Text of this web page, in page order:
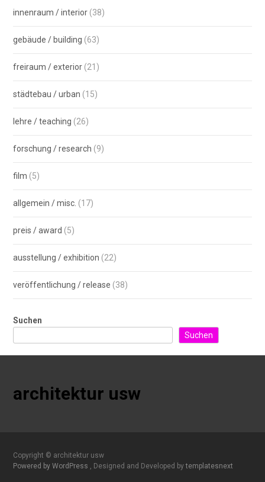
innenraum / interior (38)
gebäude / building (63)
freiraum / exterior (21)
städtebau / urban (15)
lehre / teaching (26)
forschung / research (9)
film (5)
allgemein / misc. (17)
preis / award (5)
ausstellung / exhibition (22)
veröffentlichung / release (38)
Suchen
Suchen
architektur usw
Copyright © architektur usw
Powered by WordPress , Designed and Developed bytemplatesnext